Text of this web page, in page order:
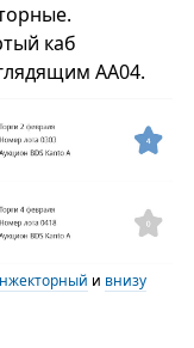
каб
AA04.
и внизу